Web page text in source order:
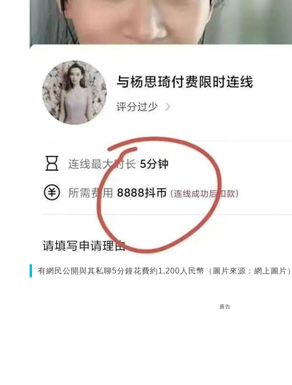
有網民公開與其私聊5分鐘花費約1,200人民幣（圖片來源：網上圖片）
廣告